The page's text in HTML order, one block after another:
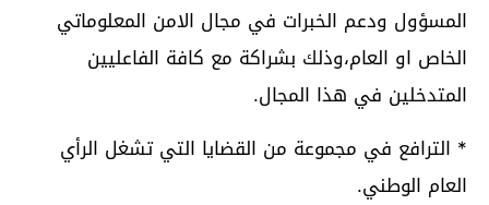
المسؤول ودعم الخبرات في مجال الامن المعلوماتي
الخاص او العام،وذلك بشراكة مع كافة الفاعليين
المتدخلين في هذا المجال.
* الترافع في مجموعة من القضايا التي تشغل الرأي
العام الوطني.